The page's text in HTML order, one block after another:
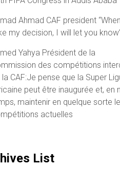
Ahmad CAF president “When
my decision, I will let you
Yahya Président de la
des compétitions
la CAF:Je pense que la Super
peut être inaugurée et, en
maintenir en quelque sorte
actuelles
List